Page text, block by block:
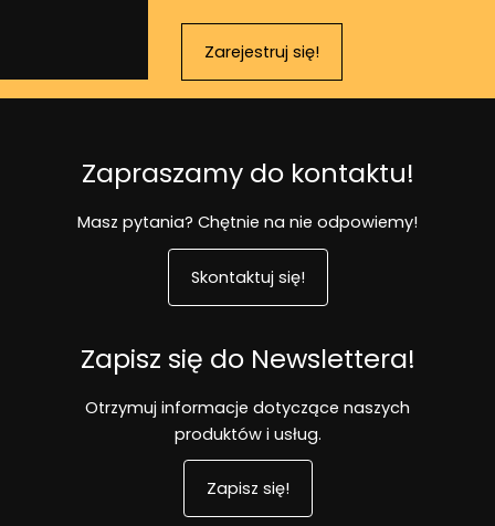
Zarejestruj się!
Zapraszamy do kontaktu!
Masz pytania? Chętnie na nie odpowiemy!
Skontaktuj się!
Zapisz się do Newslettera!
Otrzymuj informacje dotyczące naszych
produktów i usług.
Zapisz się!